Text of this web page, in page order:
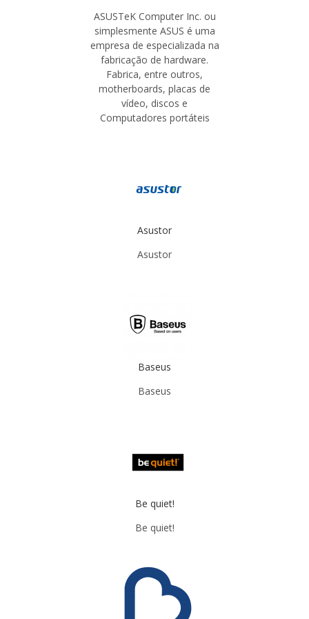
ASUSTeK Computer Inc. ou
simplesmente ASUS é uma
empresa de especializada na
fabricação de hardware.
Fabrica, entre outros,
motherboards, placas de
vídeo, discos e
Computadores portáteis
Asustor
Asustor
Baseus
Baseus
Be quiet!
Be quiet!